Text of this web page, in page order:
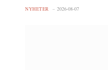
NYHETER 2026-08-07